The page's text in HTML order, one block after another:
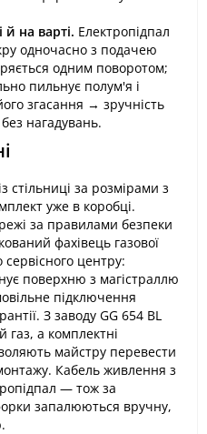
й на варті. Електропідпал
одночасно з подачею
одним поворотом;
пильнує полум'я і
згасання → зручність
нагадувань.
стільниці за розмірами з
уже в коробці.
за правилами безпеки
фахівець газової
центру:
поверхню з магістраллю
підключення
З заводу GG 654 BL
а комплектні
майстру перевести
Кабель живлення з
— тож за
запалюються вручну,